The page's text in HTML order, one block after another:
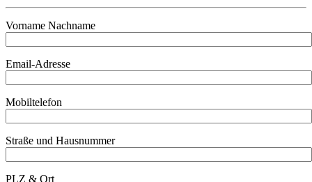
Vorname Nachname
Email-Adresse
Mobiltelefon
Straße und Hausnummer
PLZ & Ort